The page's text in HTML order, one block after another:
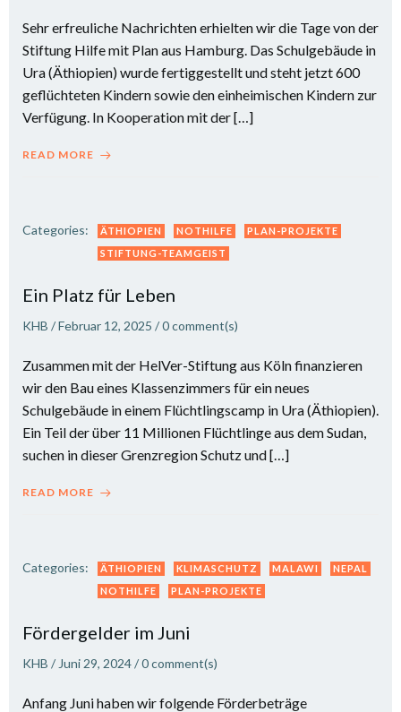
Sehr erfreuliche Nachrichten erhielten wir die Tage von der
Stiftung Hilfe mit Plan aus Hamburg. Das Schulgebäude in
Ura (Äthiopien) wurde fertiggestellt und steht jetzt 600
geflüchteten Kindern sowie den einheimischen Kindern zur
Verfügung. In Kooperation mit der […]
READ MORE
Categories: ÄTHIOPIEN NOTHILFE
PLAN-PROJEKTE
STIFTUNG-TEAMGEIST
Ein Platz für Leben
KHB /Februar 12, 2025 /0comment(s)
Zusammen mit der HelVer-Stiftung aus Köln finanzieren
wir den Bau eines Klassenzimmers für ein neues
Schulgebäude in einem Flüchtlingscamp in Ura (Äthiopien).
Ein Teil der über 11 Millionen Flüchtlinge aus dem Sudan,
suchen in dieser Grenzregion Schutz und […]
READ MORE
Categories: ÄTHIOPIEN KLIMASCHUTZ MALAWI
NEPAL
NOTHILFE
PLAN-PROJEKTE
Fördergelder im Juni
KHB / Juni 29, 2024/0comment(s)
Anfang Juni haben wir folgende Förderbeträge